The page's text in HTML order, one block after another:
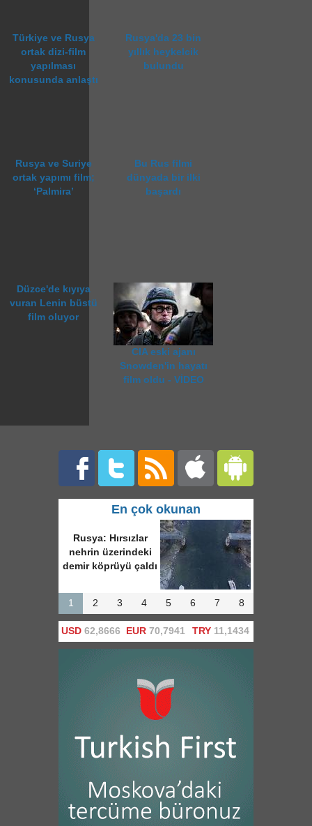
Türkiye ve Rusya
ortak dizi-film
yapılması
konusunda anlaştı
Rusya'da 23 bin
yıllık heykelcik
bulundu
Rusya ve Suriye
ortak yapımı film;
‘Palmira’
Bu Rus filmi
dünyada bir ilki
başardı
Düzce'de kıyıya
vuran Lenin büstü
film oluyor
CIA eski ajanı
Snowden'in hayatı
film oldu - VİDEO
En çok okunan
Rusya: Hırsızlar
nehrin üzerindeki
demir köprüyü çaldı
1 2 3 4 5 6 7 8
USD 62,8666 EUR 70,7941 TRY 11,1434